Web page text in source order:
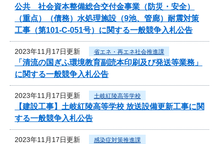
公共 社会資本整備総合交付金事業（防災・安全）
（重点）（債務）水処理施設（9池、管廊）耐震対策
工事（第101-C-051号）に関する一般競争入札公告
2023年11月17日更新 省エネ・再エネ社会推進課
「清流の国ぎふ環境教育副読本印刷及び発送等業務」
に関する一般競争入札公告
2023年11月17日更新 土岐紅陵高等学校
【建設工事】土岐紅陵高等学校 放送設備更新工事に関
する一般競争入札公告
2023年11月17日更新 感染症対策推進課